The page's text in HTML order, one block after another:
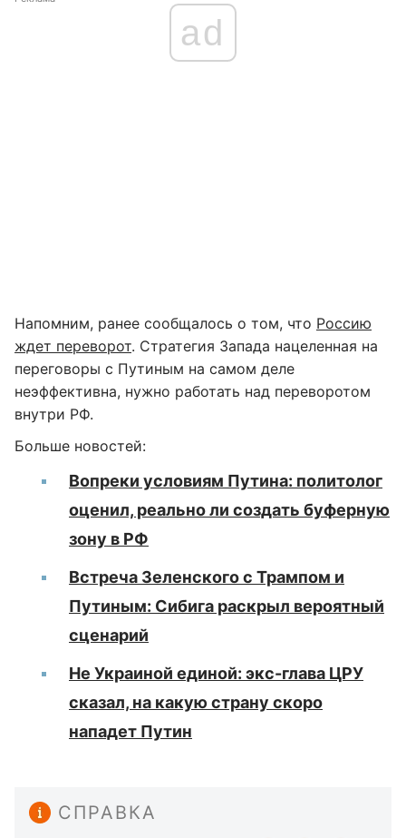
ad
Напомним, ранее сообщалось о том, что Россию
ждет переворот. Стратегия Запада нацеленная на
переговоры с Путиным на самом деле
неэффективна, нужно работать над переворотом
внутри РФ.
Больше новостей:
Вопреки условиям Путина: политолог
оценил, реально ли создать буферную
зону в РФ
Встреча Зеленского с Трампом и
Путиным: Сибига раскрыл вероятный
сценарий
Не Украиной единой: экс-глава ЦРУ
сказал, на какую страну скоро
нападет Путин
СПРАВКА